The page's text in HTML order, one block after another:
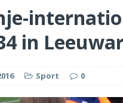
in
Sport 0